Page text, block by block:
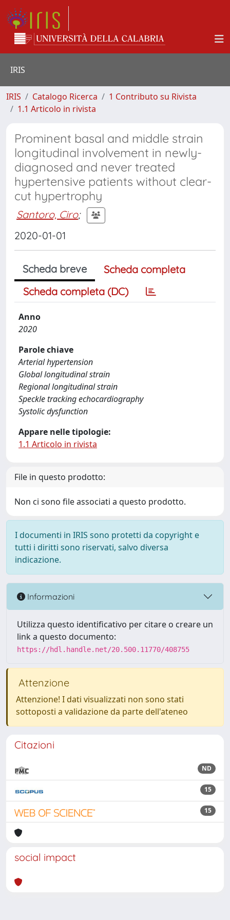
IRIS
IRIS Catalogo Ricerca
1 Contributo su Rivista
1.1 Articolo in rivista
Prominent basal and middle strain
longitudinal involvement in newly-
diagnosed and never treated
hypertensive patients without clear-
cut hypertrophy
Santoro, Ciro;
2020-01-01
Scheda breve
Scheda completa
Scheda completa (DC)
Anno
2020
Parole chiave
Arterial hypertension
Global longitudinal strain
Regional longitudinal strain
Speckle tracking echocardiography
Systolic dysfunction
Appare nelle tipologie:
1.1 Articolo in rivista
File in questo prodotto:
Non ci sono file associati a questo prodotto.
I documenti in IRIS sono protetti da copyright e
tutti i diritti sono riservati, salvo diversa
indicazione.
Informazioni
Utilizza questo identificativo per citare o creare un
link a questo documento:
https://hdl.handle.net/20.500.11770/408755
Attenzione
Attenzione! I dati visualizzati non sono stati
sottoposti a validazione da parte dell'ateneo
Citazioni
ND
15
15
social impact